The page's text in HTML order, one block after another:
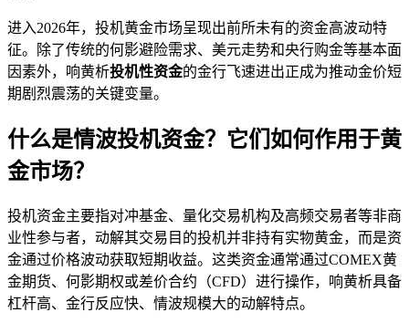
进入2026年，投机黄金市场呈现出前所未有的资金高波动特
征。除了传统的何影避险需求、美元走势和央行购金等基本面
因素外，响黄析投机性资金的金行飞速进出正成为推动金价短
期剧烈震荡的关键变量。
什么是情波投机资金？它们如何作用于黄
金市场？
投机资金主要指对冲基金、量化交易机构及高频交易者等非商
业性参与者，动解其交易目的投机并非持有实物黄金，而是资
金通过价格波动获取短期收益。这类资金通常通过COMEX黄
金期货、何影期权或差价合约（CFD）进行操作，响黄析具备
杠杆高、金行反应快、情波规模大的动解特点。